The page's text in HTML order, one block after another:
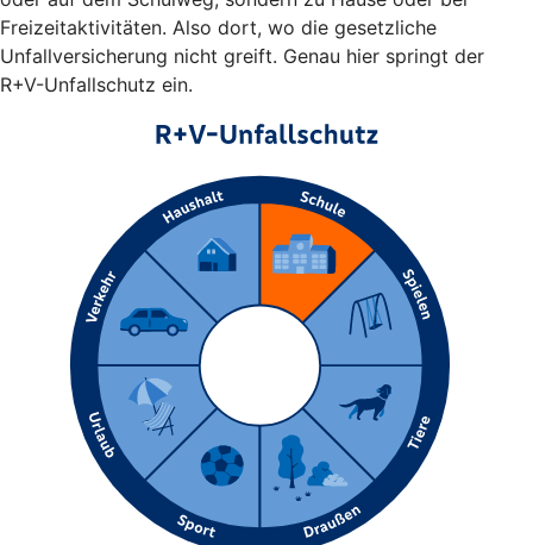
Freizeitaktivitäten. Also dort, wo die gesetzliche
Unfallversicherung nicht greift. Genau hier springt der
R+V-Unfallschutz ein.